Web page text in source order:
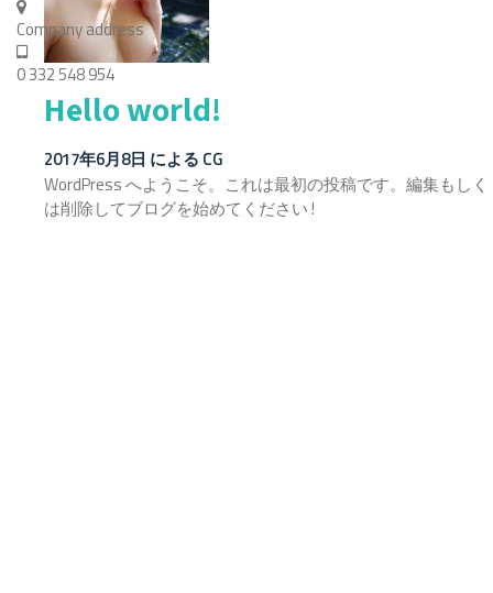
Hello world!
2017年6月8日 による CG
WordPress へようこそ。これは最初の投稿です。編集もしく
は削除してブログを始めてください !
Company address
0 332 548 954